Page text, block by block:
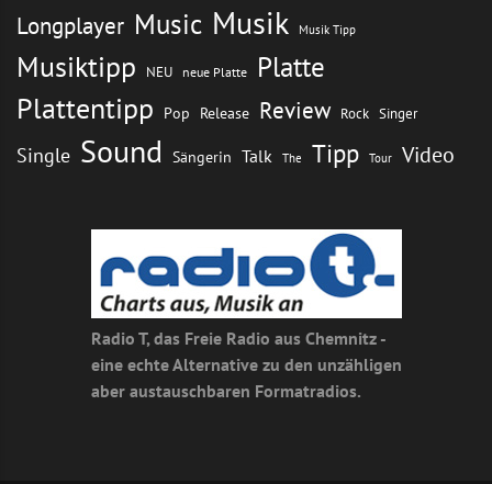
Longplayer Music Musik Musik Tipp
Musiktipp NEU neue Platte Platte
Plattentipp Pop Release Review Rock Singer
Single Sound Sängerin Talk The Tipp Tour Video
Radio T, das Freie Radio aus Chemnitz -
eine echte Alternative zu den unzähligen
aber austauschbaren Formatradios.